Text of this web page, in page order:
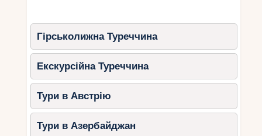
Гірськолижна Туреччина
Екскурсійна Туреччина
Тури в Австрію
Тури в Азербайджан